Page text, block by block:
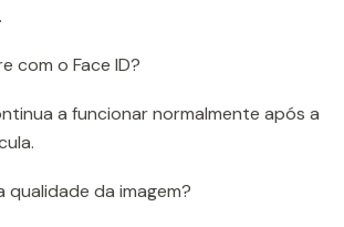
com o Face ID?
a funcionar normalmente após a
qualidade da imagem?